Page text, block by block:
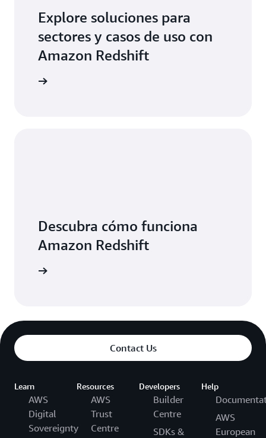
Explore soluciones para
sectores y casos de uso con
Amazon Redshift
Descubra cómo funciona
Amazon Redshift
Contact Us
Learn
AWS
Digital
Sovereignty
Resources
AWS
Trust
Centre
Developers
Builder
Centre
SDKs &
Help
AWS
European